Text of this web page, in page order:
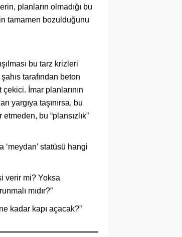
planların olmadığı bu
tamamen bozulduğunu
bu tarz krizleri
tarafından beton
İmar planlarının
yargıya taşınırsa, bu
bu “plansızlık”
‘meydan’ statüsü hangi
verir mi? Yoksa
mıdır?”
kadar kapı açacak?”